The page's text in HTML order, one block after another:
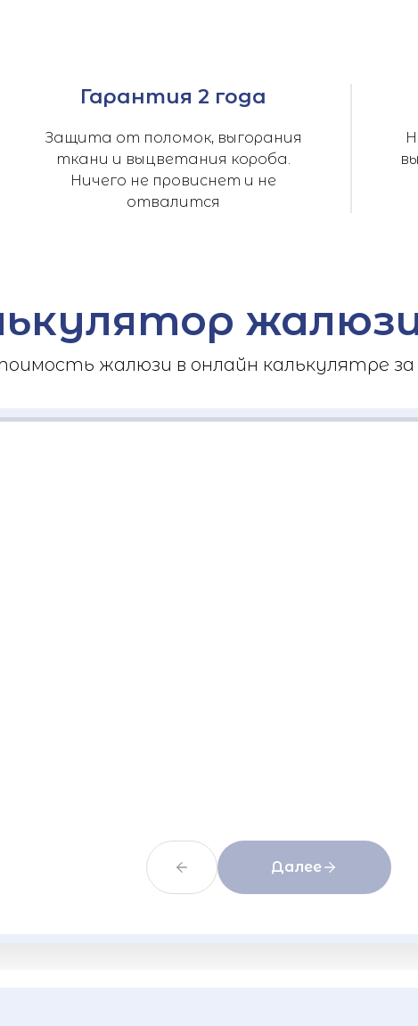
Гарантия 2 года
Защита от поломок, выгорания
ткани и выцветания короба.
Ничего не провиснет и не
отвалится
жалюзи в онлайн калькулятре
Далее